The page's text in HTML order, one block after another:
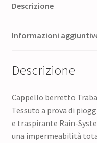
Descrizione
Informazioni
Descrizione
Cappello berretto
Tessuto a prova di
e traspirante Rain-
una impermeabilità